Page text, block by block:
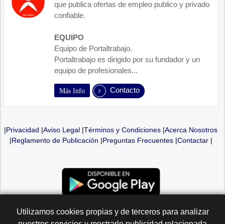
que publica ofertas de empleo publico y privado
confiable.
EQUIPO
Equipo de Portaltrabajo.
Portaltrabajo es dirigido por su fundador y un
equipo de profesionales...
Más Info Contacto
|Privacidad |Aviso Legal |Términos y Condiciones |Acerca Nosotros
|Reglamento de Publicación |Preguntas Frecuentes|Contactar|
Utilizamos cookies propias y de terceros para analizar